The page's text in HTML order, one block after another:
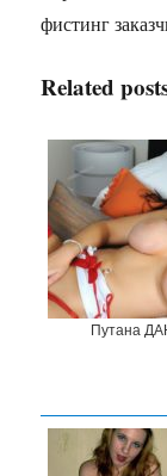
фистинг
Related
Путана